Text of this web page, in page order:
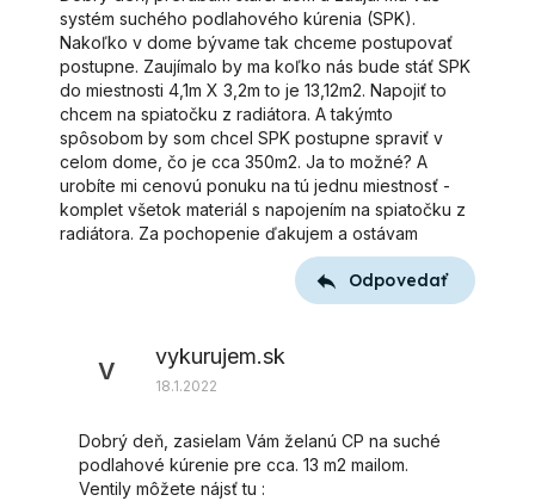
systém suchého podlahového kúrenia (SPK).
Nakoľko v dome bývame tak chceme postupovať
postupne. Zaujímalo by ma koľko nás bude stáť SPK
do miestnosti 4,1m X 3,2m to je 13,12m2. Napojiť to
chcem na spiatočku z radiátora. A takýmto
spôsobom by som chcel SPK postupne spraviť v
celom dome, čo je cca 350m2. Ja to možné? A
urobíte mi cenovú ponuku na tú jednu miestnosť -
komplet všetok materiál s napojením na spiatočku z
radiátora. Za pochopenie ďakujem a ostávam
Odpovedať
V
vykurujem.sk
18.1.2022
Dobrý deň, zasielam Vám želanú CP na suché
podlahové kúrenie pre cca. 13 m2 mailom.
Ventily môžete nájsť tu :